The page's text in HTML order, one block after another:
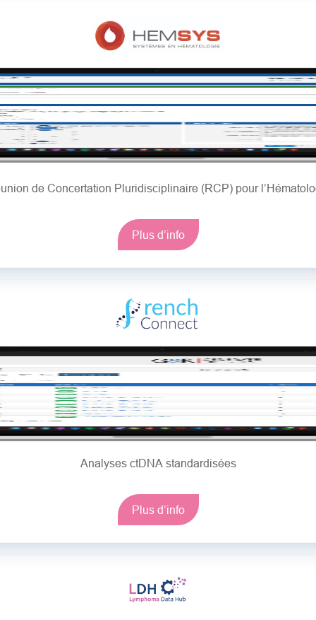
de Concertation Pluridisciplinaire (RCP) pour
Plus d’info
Analyses ctDNA standardisées
Plus d’info